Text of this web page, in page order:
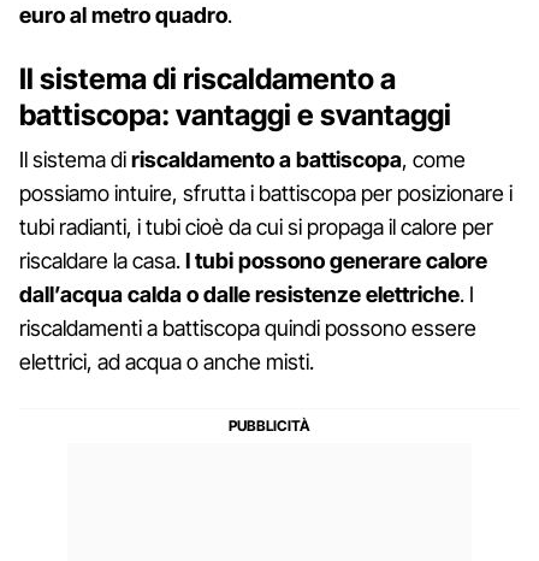
euro al metro quadro.
Il sistema di riscaldamento a
battiscopa: vantaggi e svantaggi
Il sistema diriscaldamento a battiscopa, come
possiamo intuire, sfrutta i battiscopa per posizionare i
tubi radianti, i tubi cioè da cui si propaga il calore per
riscaldare la casa.I tubi possono generare calore
dall’acqua calda o dalle resistenze elettriche. I
riscaldamenti a battiscopa quindi possono essere
elettrici, ad acqua o anche misti.